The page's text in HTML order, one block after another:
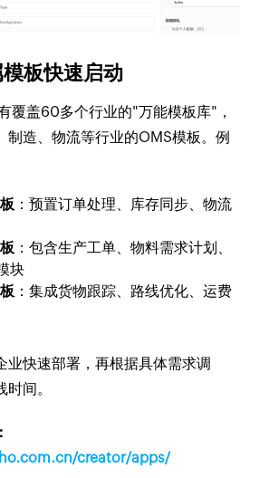
板快速启动
覆盖60多个行业的"万能模板库"，
制造、物流等行业的OMS模板。例
：预置订单处理、库存同步、物流
：包含生产工单、物料需求计划、
块
：集成货物跟踪、路线优化、运费
业快速部署，再根据具体需求调
间。
creator/apps/